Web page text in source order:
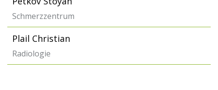
Schmerzzentrum
Plail Christian
Radiologie